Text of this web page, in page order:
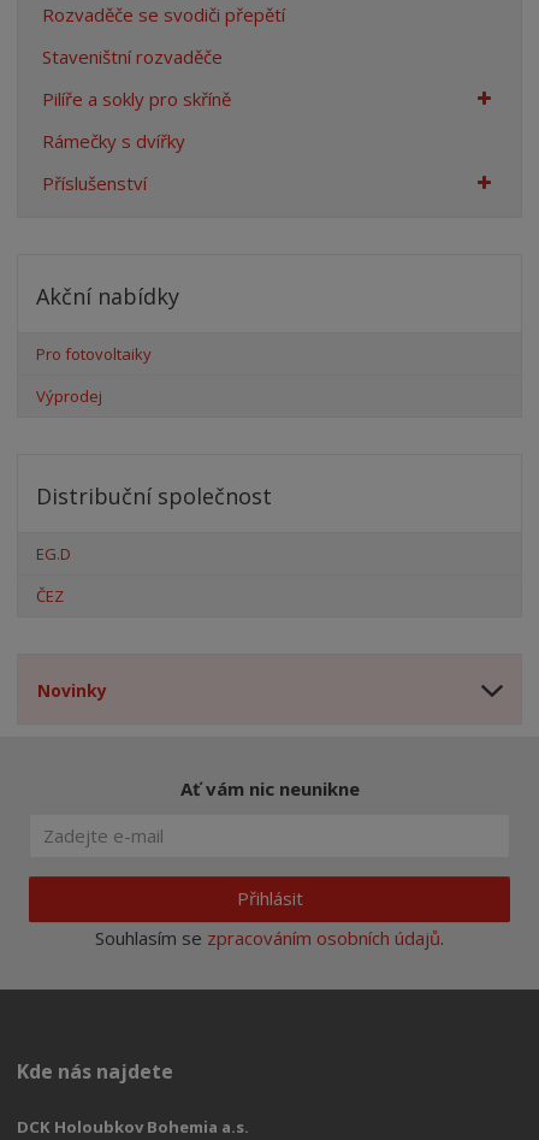
Rozvaděče se svodiči přepětí
Staveništní rozvaděče
Pilíře a sokly pro skříně
Rámečky s dvířky
Příslušenství
Akční nabídky
Pro fotovoltaiky
Výprodej
Distribuční společnost
EG.D
ČEZ
Novinky
Ať vám nic neunikne
Přihlásit
Souhlasím se zpracováním osobních údajů.
Kde nás najdete
DCK Holoubkov Bohemia a.s.